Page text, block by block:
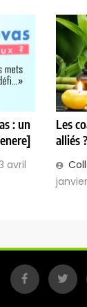
: un
avril
Les
alliés